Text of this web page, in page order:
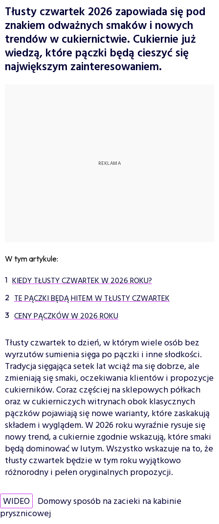
Tłusty czwartek 2026 zapowiada się pod
znakiem odważnych smaków i nowych
trendów w cukiernictwie. Cukiernie już
wiedzą, które pączki będą cieszyć się
największym zainteresowaniem.
W tym artykule:
KIEDY TŁUSTY CZWARTEK W 2026 ROKU?
TE PĄCZKI BĘDĄ HITEM W TŁUSTY CZWARTEK
CENY PĄCZKÓW W 2026 ROKU
Tłusty czwartek to dzień, w którym wiele osób bez
wyrzutów sumienia sięga po pączki i inne słodkości.
Tradycja sięgająca setek lat wciąż ma się dobrze, ale
zmieniają się smaki, oczekiwania klientów i propozycje
cukierników. Coraz częściej na sklepowych półkach
oraz w cukierniczych witrynach obok klasycznych
pączków pojawiają się nowe warianty, które zaskakują
składem i wyglądem. W 2026 roku wyraźnie rysuje się
nowy trend, a cukiernie zgodnie wskazują, które smaki
będą dominować w lutym. Wszystko wskazuje na to, że
tłusty czwartek będzie w tym roku wyjątkowo
różnorodny i pełen oryginalnych propozycji.
WIDEO Domowy sposób na zacieki na kabinie
prysznicowej